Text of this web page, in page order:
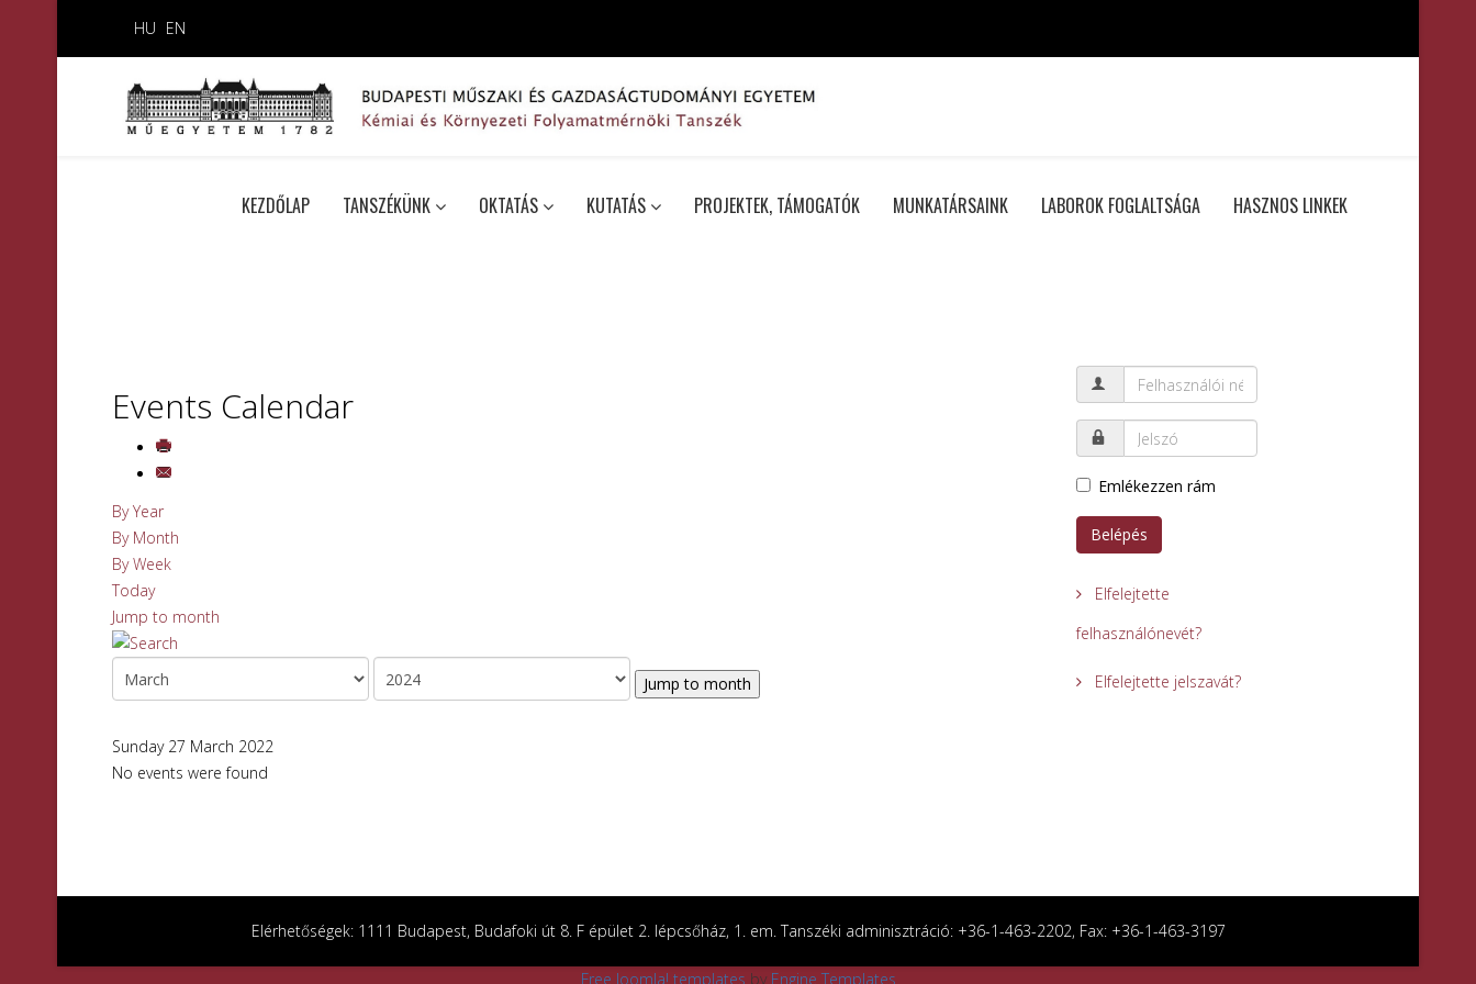
HU EN
KEZDŐLAP TANSZÉKÜNK OKTATÁS KUTATÁS PROJEKTEK, TÁMOGATÓK MUNKATÁRSAINK LABOROK FOGLALTSÁGA HASZNOS LINKEK
Events Calendar
By Year
By Month
By Week
Today
Jump to month
Jump to month
Sunday 27 March 2022
No events were found
Emlékezzen rám
Belépés
Elfelejtette
felhasználónevét?
Elfelejtette jelszavát?
Elérhetőségek: 1111 Budapest, Budafoki út 8. F épület 2. lépcsőház, 1. em. Tanszéki adminisztráció: +36-1-463-2202, Fax: +36-1-463-3197
Free Joomla! templates by Engine Templates